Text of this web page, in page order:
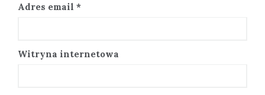
Adres email *
Witryna internetowa